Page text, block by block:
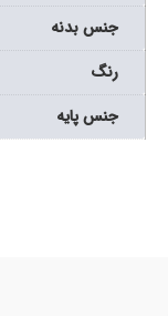
جنس بدنه
رنگ
جنس پایه